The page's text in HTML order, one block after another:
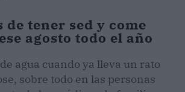
de tener sed y come
agosto todo el año
agua cuando ya lleva un rato
sobre todo en las personas